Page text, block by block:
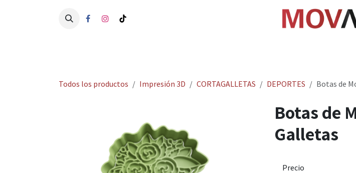
Todos los productos Impresión 3D CORTAGALLETAS DEPORTES Botas de
Botas de
Galletas
Precio